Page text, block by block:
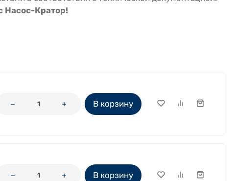
Насос-Кратор!
В корзину
В корзину